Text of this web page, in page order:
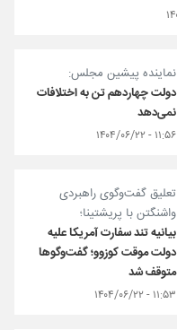
نماینده پیشین مجلس:
دولت چهاردهم تن به اختلافات
نمی‌دهد
۱۱:۵۶ - ۱۴۰۴/۰۶/۲۲
تعلیق گفت‌وگوی راهبردی
واشنگتن با پریشتینا؛
بیانیه تند سفارت آمریکا علیه
دولت موقت کوزوو؛ گفت‌وگوها
متوقف شد
۱۱:۵۳ - ۱۴۰۴/۰۶/۲۲